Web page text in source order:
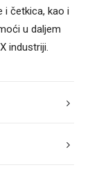
i četkica, kao i
u daljem
industriji.